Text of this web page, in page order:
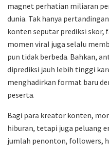
magnet perhatian miliaran
dunia. Tak hanya
konten seputar prediksi skor,
momen viral juga selalu
pun tidak berbeda. Bahkan,
diprediksi jauh lebih tinggi
menghadirkan format baru
peserta.
Bagi para kreator konten,
hiburan, tetapi juga peluang
jumlah penonton, followers,